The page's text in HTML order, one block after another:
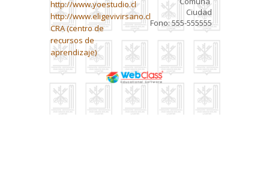
http://www.yoestudio.cl
http://www.eligevivirsano.cl
CRA (centro de
recursos de
aprendizaje)
Ciudad
Fono: 555-555555